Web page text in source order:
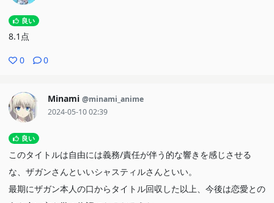
良い
8.1点
0 0
Minami @minami_anime
2024-05-10 02:39
良い
このタイトルは自由には義務/責任が伴う的な響きを感じさせる
な、ザガンさんといいシャスティルさんといい。
最期にザガン本人の口からタイトル回収した以上、今後は恋愛との